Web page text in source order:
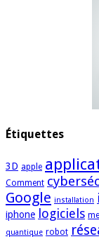
Étiquettes
3D apple
Comment
Google installation
iphone logiciels
quantique robot